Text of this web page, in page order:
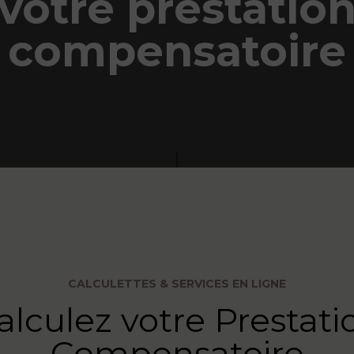
compensatoire
CALCULETTES & SERVICES EN LIGNE
votre